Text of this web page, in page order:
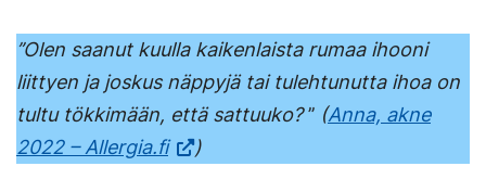
’’Olen saanut kuulla kaikenlaista rumaa ihooni
liittyen ja joskus näppyjä tai tulehtunutta ihoa on
tultu tökkimään, että sattuuko?’’ (Anna, akne
2022 – Allergia.fi
)